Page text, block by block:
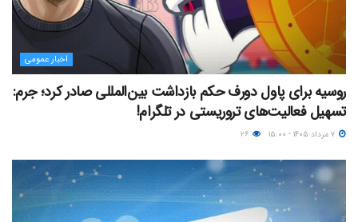
اخبار عمومی
روسیه برای پاول دورف حکم بازداشت بین‌المللی صادر کرد؛ جرم:
تسهیل فعالیت‌های تروریستی در تلگرام!